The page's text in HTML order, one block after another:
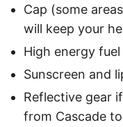
Cap (some
will keep your
High energy
Sunscreen and
Reflective gear
from Cascade